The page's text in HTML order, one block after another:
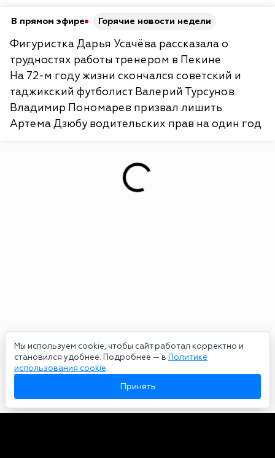
Мы используем cookie, чтобы сайт работал корректно и
становился удобнее. Подробнее — в Политике
использования cookie.
Принять
В прямом эфире Горячие новости недели
Фигуристка Дарья Усачёва рассказала о
трудностях работы тренером в Пекине
На 72-м году жизни скончался советский и
таджикский футболист Валерий Турсунов
Владимир Пономарев призвал лишить
Артема Дзюбу водительских прав на один год